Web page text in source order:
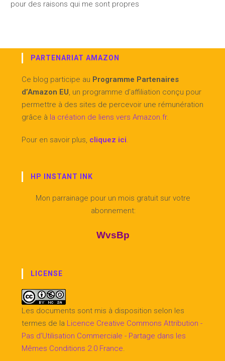
pour des raisons qui me sont propres
PARTENARIAT AMAZON
Ce blog participe au Programme Partenaires
d’Amazon EU, un programme d’affiliation conçu pour
permettre à des sites de percevoir une rémunération
grâce à la création de liens vers Amazon.fr.
Pour en savoir plus, cliquez ici.
HP INSTANT INK
Mon parrainage pour un mois gratuit sur votre
abonnement:
WvsBp
LICENSE
Les documents sont mis à disposition selon les
termes de la Licence Creative Commons Attribution -
Pas d’Utilisation Commerciale - Partage dans les
Mêmes Conditions 2.0 France.